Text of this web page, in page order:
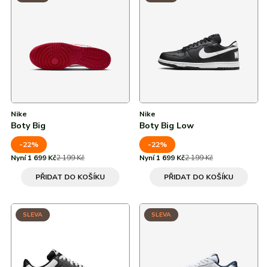
Všechny značky
Všechny značky
Od nejvyšší slevy Zelená
39
40
40 ⅔
41
41 ⅓
42
42,5
Nike
Boty Big
-22%
Nyní 1 699 Kč2 199 Kč
PŘIDAT DO KOŠÍKU
Nike
Boty Big Low
-22%
Nyní 1 699 Kč2 199 Kč
PŘIDAT DO KOŠÍKU
SLEVA SLEVA